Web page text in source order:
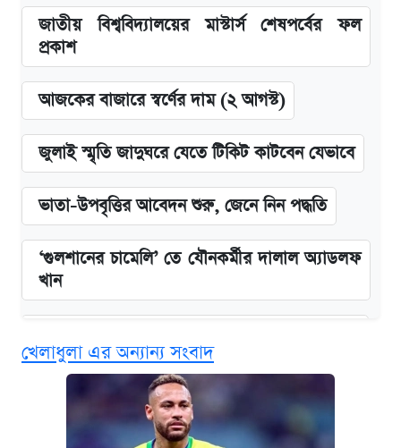
জাতীয় বিশ্ববিদ্যালয়ের মাস্টার্স শেষপর্বের ফল
প্রকাশ
আজকের বাজারে স্বর্ণের দাম (২ আগস্ট)
জুলাই স্মৃতি জাদুঘরে যেতে টিকিট কাটবেন যেভাবে
ভাতা-উপবৃত্তির আবেদন শুরু, জেনে নিন পদ্ধতি
‘গুলশানের চামেলি’ তে যৌনকর্মীর দালাল অ্যাডলফ
খান
এক ক্লিকে জেনে নিন আইফোন ১৮ প্রো ম্যাক্সের
দাম ও ফিচার
খেলাধুলা এর অন্যান্য সংবাদ